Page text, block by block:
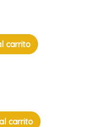
carrito
carrito